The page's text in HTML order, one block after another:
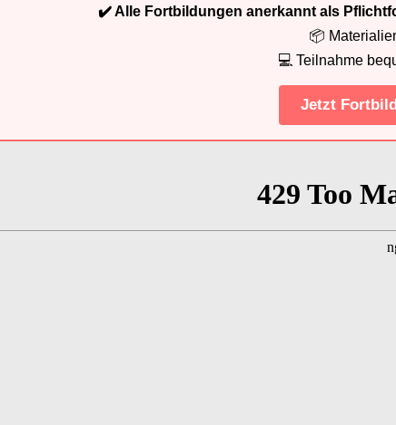
✔️ Alle Fortbildungen anerkannt als
📦
💻 Teilnahme
Jetzt